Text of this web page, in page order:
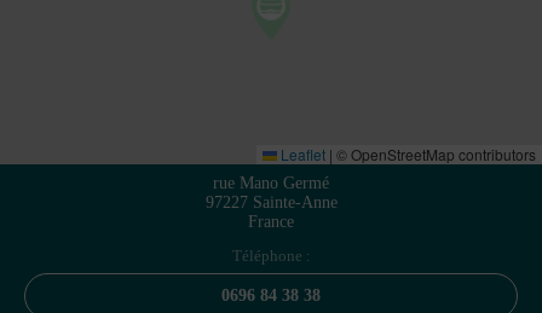
Leaflet | © OpenStreetMap contributors
rue Mano Germé
97227 Sainte-Anne
France
Téléphone :
0696 84 38 38